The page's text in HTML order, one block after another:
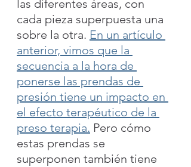
las diferentes áreas, con
cada pieza superpuesta una
sobre la otra. En un artículo
anterior, vimos que la
secuencia a la hora de
ponerse las prendas de
presión tiene un impacto en
el efecto terapéutico de la
preso terapia. Pero cómo
estas prendas se
superponen también tiene